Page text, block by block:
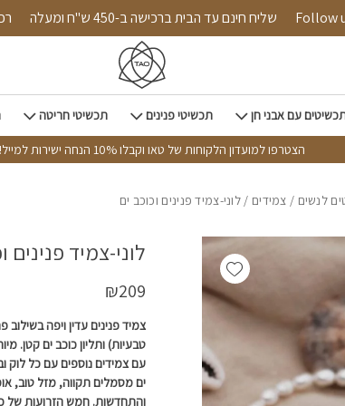
Follow us on שליח חינם עד הבית ברכישה ב-450 ש"ח ומעלה
עם אבני חן תכשיטי פנינים תכשיטי חריטה
הצטרפו למועדון הלקוחות של טאו וקבלו 10% הנחה ישירות למייל!
לנשים / צמידים / לוני-צמיד פנינים וכוכב ים
לוני-צמיד פנינים
₪209
צמיד פנינים עדין ויפה בשילוב
טבעיות) ותליון כוכב ים קטן.
עם צמידים נוספים עם כל לוק
ים מסמלים תקווה, מזל טוב,
והתחדשות. חמש הזרועות של
Add wishlist